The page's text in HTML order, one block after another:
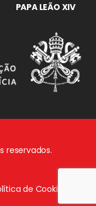
PAPA LEÃO XIV
reservados.
de Cookies